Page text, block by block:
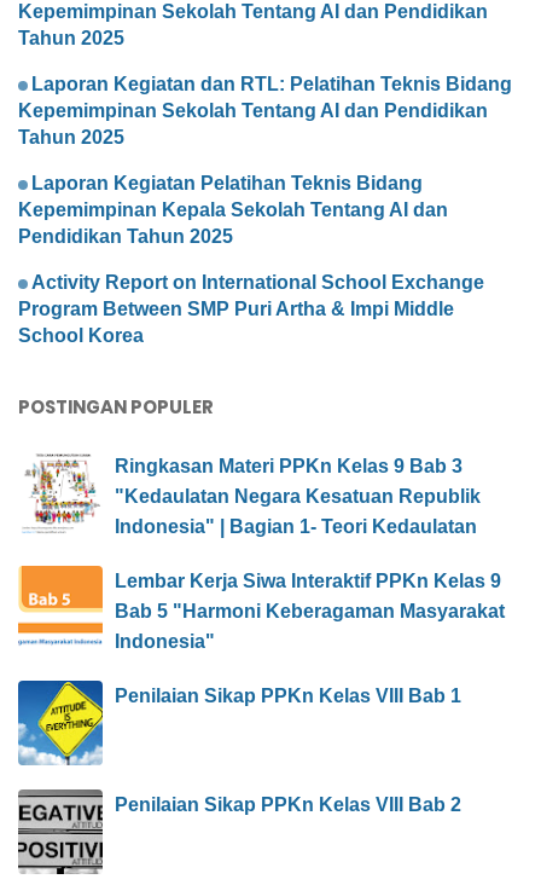
Kepemimpinan Sekolah Tentang AI dan Pendidikan
Tahun 2025
Laporan Kegiatan dan RTL: Pelatihan Teknis Bidang
Kepemimpinan Sekolah Tentang AI dan Pendidikan
Tahun 2025
Laporan Kegiatan Pelatihan Teknis Bidang
Kepemimpinan Kepala Sekolah Tentang AI dan
Pendidikan Tahun 2025
Activity Report on International School Exchange
Program Between SMP Puri Artha & Impi Middle
School Korea
POSTINGAN POPULER
Ringkasan Materi PPKn Kelas 9 Bab 3
"Kedaulatan Negara Kesatuan Republik
Indonesia" | Bagian 1- Teori Kedaulatan
Lembar Kerja Siwa Interaktif PPKn Kelas 9
Bab 5 "Harmoni Keberagaman Masyarakat
Indonesia"
Penilaian Sikap PPKn Kelas VIII Bab 1
Penilaian Sikap PPKn Kelas VIII Bab 2